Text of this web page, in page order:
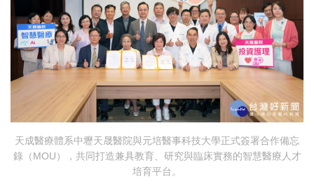
天成醫療體系中壢天晟醫院與元培醫事科技大學正式簽署合作備忘
錄（MOU），共同打造兼具教育、研究與臨床實務的智慧醫療人才
培育平台。